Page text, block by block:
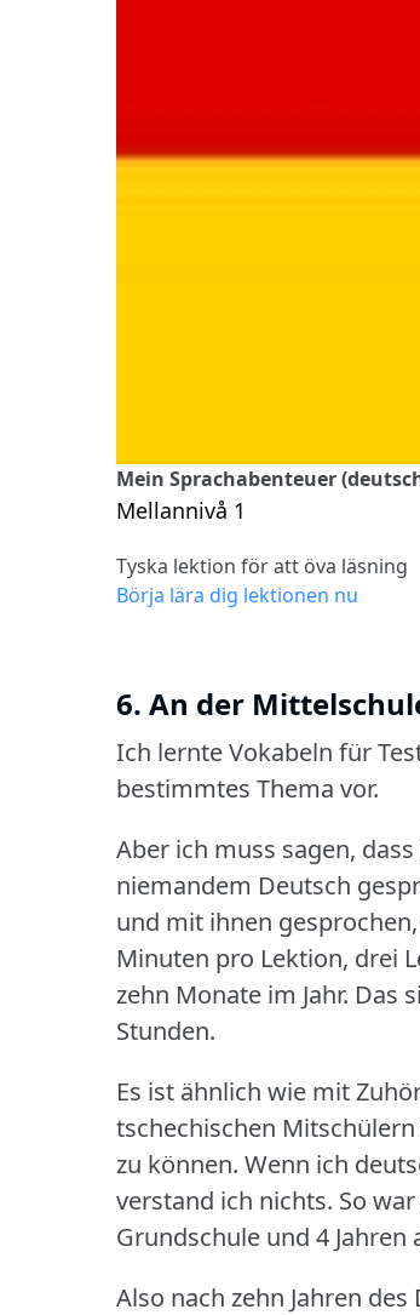
Mein Sprachabenteuer
Mellannivå 1
Tyska lektion för att öva läsning
Börja lära dig lektionen nu
6. An der
Ich lernte Vokabeln für
bestimmtes Thema vor.
Aber ich muss sagen,
niemandem Deutsch
und mit ihnen
Minuten pro Lektion, drei
zehn Monate im Jahr. Das
Stunden.
Es ist ähnlich wie mit
tschechischen
zu können. Wenn ich
verstand ich nichts. So
Grundschule und 4
Also nach zehn Jahren